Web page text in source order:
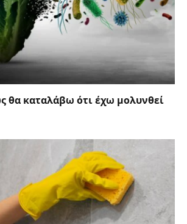
θα καταλάβω ότι έχω μολυνθεί